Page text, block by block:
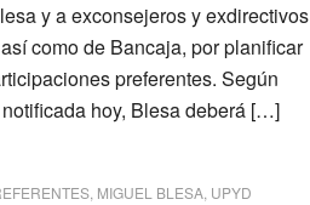
y a exconsejeros y exdirectivos
como de Bancaja, por planificar
preferentes. Según
hoy, Blesa deberá […]
MIGUEL BLESA UPYD